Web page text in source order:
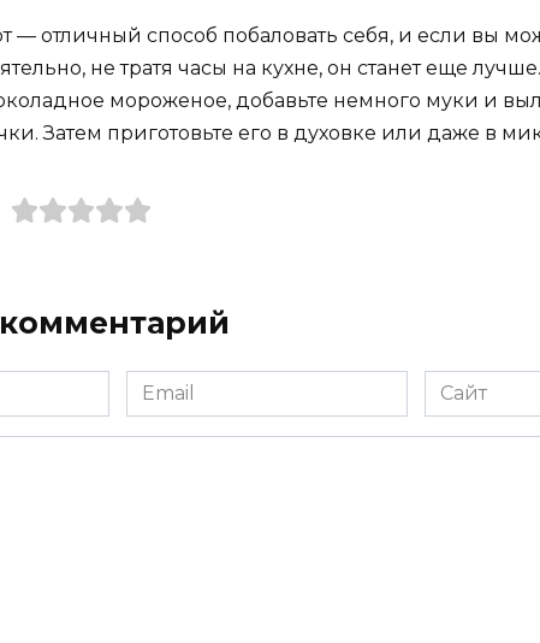
— отличный способ побаловать себя, и если вы
не тратя часы на кухне, он станет еще
мороженое, добавьте немного муки и
Затем приготовьте его в духовке или даже в
Email
*
Сайт